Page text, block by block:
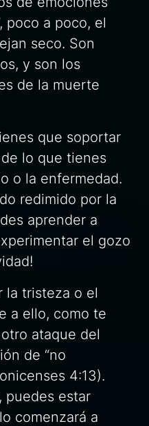
poco a poco, el
seco. Son
y son los
de la muerte
que soportar
lo que tienes
o la enfermedad.
redimido por la
aprender a
el gozo
la tristeza o el
a ello, como te
ataque del
de “no
4:13).
puedes estar
comenzará a